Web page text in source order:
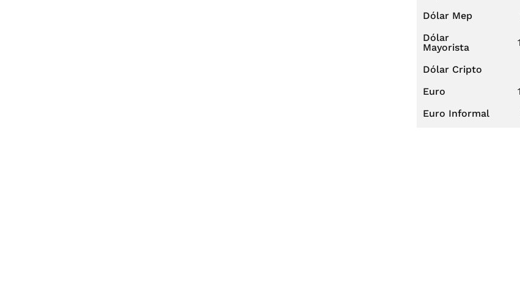
Dólar Mep
Dólar
Mayorista
Dólar Cripto
Euro
Euro Informal